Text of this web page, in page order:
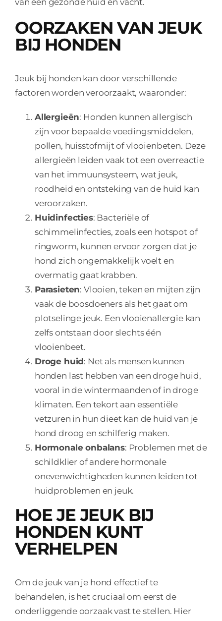
OORZAKEN VAN JEUK
BIJ HONDEN
Jeuk bij honden kan door verschillende
factoren worden veroorzaakt, waaronder:
Allergieën: Honden kunnen allergisch
zijn voor bepaalde voedingsmiddelen,
pollen, huisstofmijt of vlooienbeten. Deze
allergieën leiden vaak tot een overreactie
van het immuunsysteem, wat jeuk,
roodheid en ontsteking van de huid kan
veroorzaken.
Huidinfecties: Bacteriële of
schimmelinfecties, zoals een hotspot of
ringworm, kunnen ervoor zorgen dat je
hond zich ongemakkelijk voelt en
overmatig gaat krabben.
Parasieten: Vlooien, teken en mijten zijn
vaak de boosdoeners als het gaat om
plotselinge jeuk. Een vlooienallergie kan
zelfs ontstaan door slechts één
vlooienbeet.
Droge huid: Net als mensen kunnen
honden last hebben van een droge huid,
vooral in de wintermaanden of in droge
klimaten. Een tekort aan essentiële
vetzuren in hun dieet kan de huid van je
hond droog en schilferig maken.
Hormonale onbalans: Problemen met de
schildklier of andere hormonale
onevenwichtigheden kunnen leiden tot
huidproblemen en jeuk.
HOE JE JEUK BIJ
HONDEN KUNT
VERHELPEN
Om de jeuk van je hond effectief te
behandelen, is het cruciaal om eerst de
onderliggende oorzaak vast te stellen. Hier